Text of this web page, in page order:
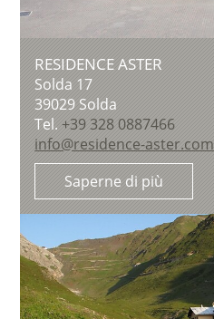
RESIDENCE ASTER
Solda 17
39029Solda
Tel.+39 328 0887466
info@residence-aster.com
Saperne di più